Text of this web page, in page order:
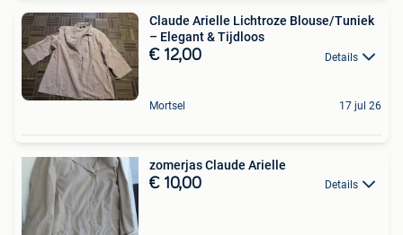
Claude Arielle Lichtroze Blouse/Tuniek
– Elegant & Tijdloos
€ 12,00 Details
Mortsel 17 jul 26
zomerjas Claude Arielle
€ 10,00 Details